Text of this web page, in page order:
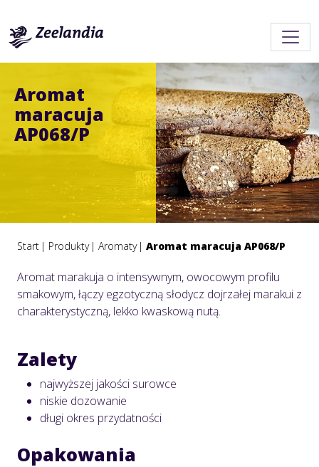
Aromat
maracuja
AP068/P
Start Produkty Aromaty Aromat maracuja AP068/P
Aromat marakuja o intensywnym, owocowym profilu
smakowym, łączy egzotyczną słodycz dojrzałej marakui z
charakterystyczną, lekko kwaskową nutą.
Zalety
najwyższej jakości surowce
niskie dozowanie
długi okres przydatności
Opakowania